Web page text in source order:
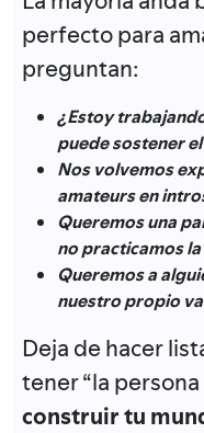
perfecto para
preguntan:
¿Estoy
puede sostener
Nos volvemos
amateurs en
Queremos una
no practicamos la
Queremos a
nuestro propio
Deja de hacer
tener “la persona
construir tu